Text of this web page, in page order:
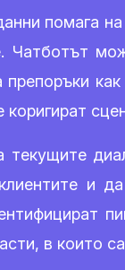
помага
Чатботът
текущите
и
в които